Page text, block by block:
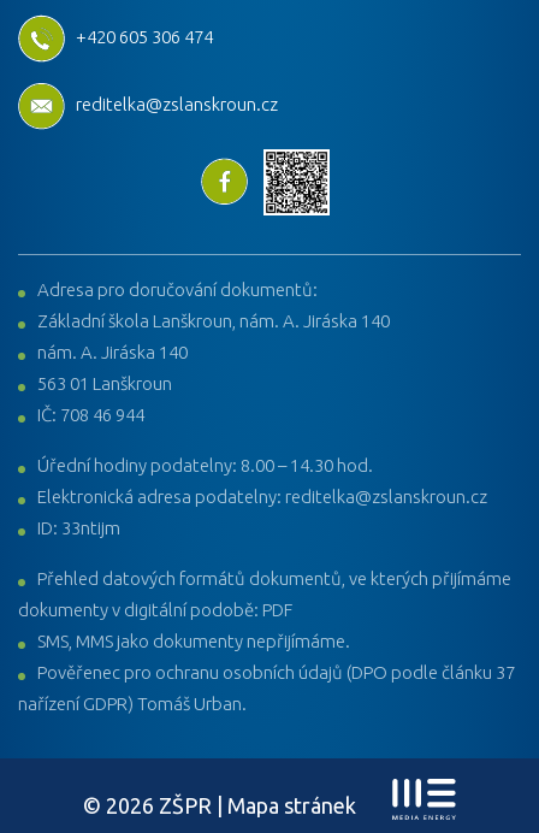
+420 605 306 474
reditelka@zslanskroun.cz
Adresa pro doručování dokumentů:
Základní škola Lanškroun, nám. A. Jiráska 140
nám. A. Jiráska 140
563 01 Lanškroun
IČ: 708 46 944
Úřední hodiny podatelny: 8.00 – 14.30 hod.
Elektronická adresa podatelny: reditelka@zslanskroun.cz
ID: 33ntijm
Přehled datových formátů dokumentů, ve kterých přijímáme
dokumenty v digitální podobě: PDF
SMS, MMS jako dokumenty nepřijímáme.
Pověřenec pro ochranu osobních údajů (DPO podle článku 37
nařízení GDPR) Tomáš Urban.
© 2026 ZŠPR | Mapa stránek